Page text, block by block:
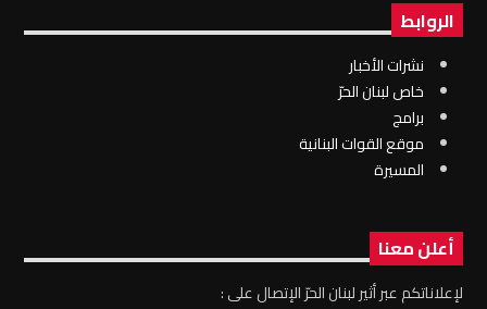
الروابط
نشرات الأخبار
خاص لبنان الحرّ
برامج
موقع القوات البنانية
المسيرة
أعلن معنا
لإعلاناتكم عبر أثير لبنان الحرّ الإتصال على :